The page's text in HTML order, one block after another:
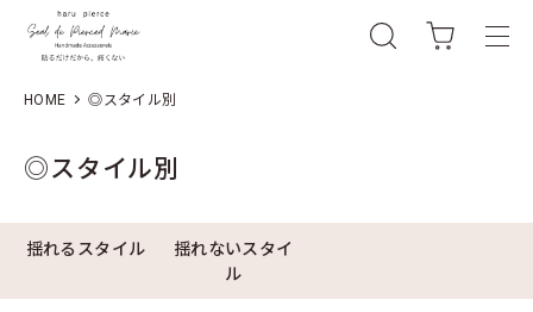
HOME ◎スタイル別
◎スタイル別
GROUP 一覧
揺れるスタイル
揺れないスタイ
ル